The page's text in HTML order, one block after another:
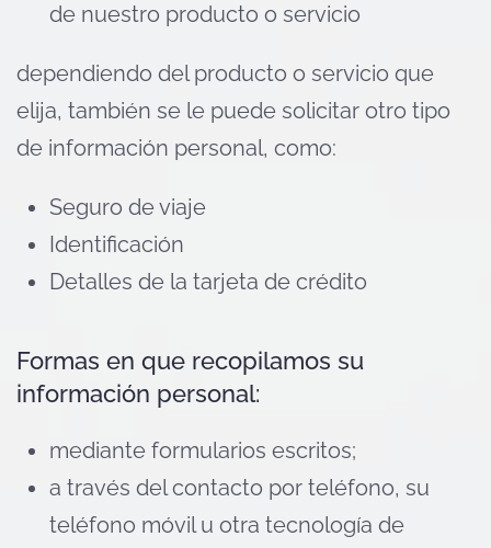
de nuestro producto o servicio
dependiendo del producto o servicio que
elija, también se le puede solicitar otro tipo
de información personal, como:
Seguro de viaje
Identificación
Detalles de la tarjeta de crédito
Formas en que recopilamos su
información personal:
mediante formularios escritos;
a través del contacto por teléfono, su
teléfono móvil u otra tecnología de